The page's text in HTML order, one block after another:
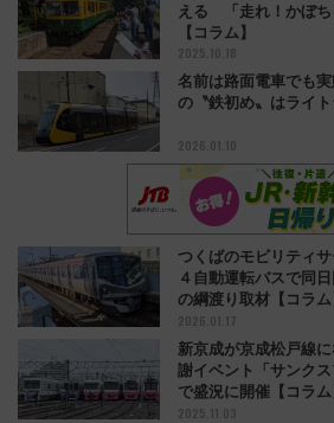
える 「走れ！かぼち
【コラム】
2025.10.18
名前は路面電車でも
の〝鉄初め〟はライト
2026.01.10
つくばのモビリティ
４自動運転バスで同
の綱渡り取材【コラム
2026.01.17
新京成が京成松戸線
謝イベント「サンク
で盛況に開催【コラム
2025.11.03